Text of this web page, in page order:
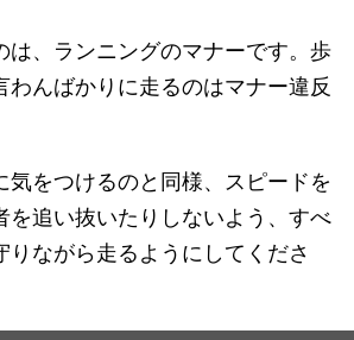
は、ランニングのマナーです。歩
わんばかりに走るのはマナー違反
気をつけるのと同様、スピードを
を追い抜いたりしないよう、すべ
りながら走るようにしてくださ